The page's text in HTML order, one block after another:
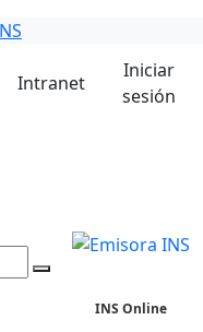
Intranet
Iniciar
sesión
INS Online